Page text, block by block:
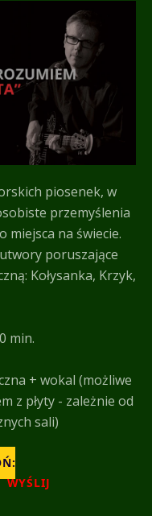
piosenek, w
przemyślenia
miejsca na świecie.
poruszające
Kołysanka, Krzyk,
min.
+ wokal (możliwe
z płyty - zależnie od
sali)
WYŚLIJ